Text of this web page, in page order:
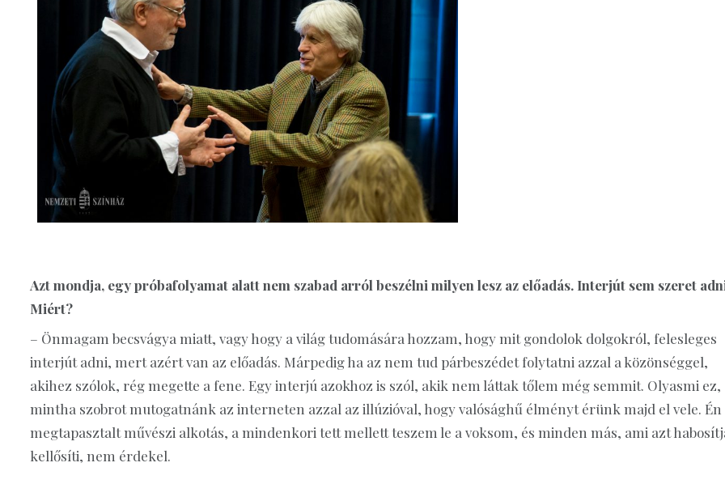
Azt mondja, egy próbafolyamat alatt nem szabad arról beszélni milyen lesz az előadás. Interjút sem szeret
Miért?
– Önmagam becsvágya miatt, vagy hogy a világ tudomására hozzam, hogy mit gondolok dolgokról, felesleges
interjút adni, mert azért van az előadás. Márpedig ha az nem tud párbeszédet folytatni azzal a közönséggel,
akihez szólok, rég megette a fene. Egy interjú azokhoz is szól, akik nem láttak tőlem még semmit. Olyasmi ez,
mintha szobrot mutogatnánk az interneten azzal az illúzióval, hogy valósághű élményt érünk majd el vele. Én
megtapasztalt művészi alkotás, a mindenkori tett mellett teszem le a voksom, és minden más, ami azt
kellősíti, nem érdekel.